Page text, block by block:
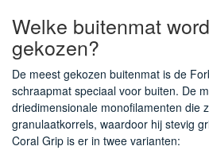
Welke buitenmat
gekozen?
De meest gekozen buitenmat is de
schraapmat speciaal voor buiten. De
driedimensionale monofilamenten die
granulaatkorrels, waardoor hij stevig
Coral Grip is er in twee varianten: